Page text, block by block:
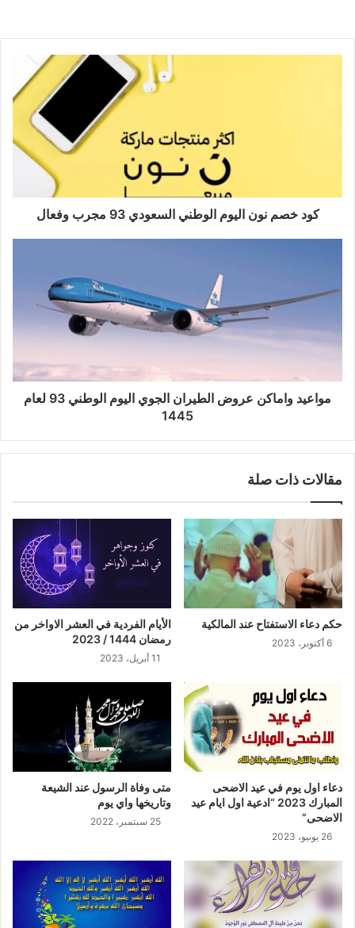
كود خصم نون اليوم الوطني السعودي 93 مجرب وفعال
مواعيد واماكن عروض الطيران الجوي اليوم الوطني 93 لعام
1445
مقالات ذات صلة
حكم دعاء الاستفتاح عند المالكية
6 أكتوبر، 2023
الأيام الفردية في العشر الاواخر من
رمضان 1444 / 2023
11 أبريل، 2023
دعاء اول يوم في عيد الاضحى
المبارك 2023 “ادعية اول ايام عيد
الاضحى”
26 يونيو، 2023
متى وفاة الرسول عند الشيعة
وتاريخها واي يوم
25 سبتمبر، 2022